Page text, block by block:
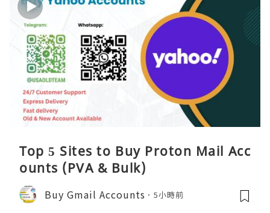
Top 5 Sites to Buy Proton Mail Acc
ounts (PVA & Bulk)
Buy Gmail Accounts 5小時前